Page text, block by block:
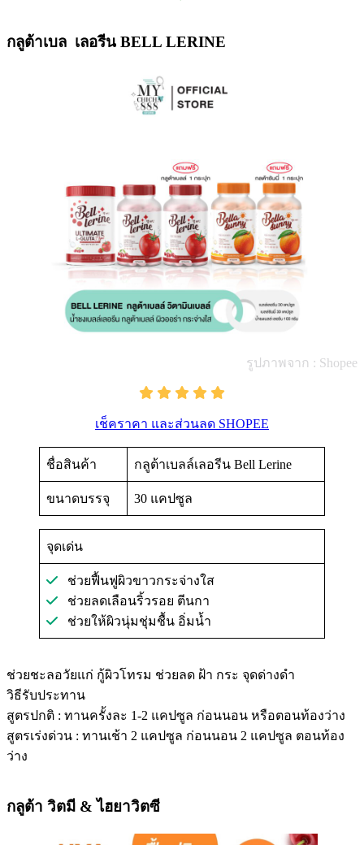
กลูต้าเบล เลอรีน BELL LERINE
รูปภาพจาก : Shopee
เช็คราคา และส่วนลด SHOPEE
ชื่อสินค้า กลูต้าเบลล์เลอรีน Bell Lerine
ขนาดบรรจุ 30 แคปซูล
จุดเด่น
ช่วยฟื้นฟูผิวขาวกระจ่างใส
ช่วยลดเลือนริ้วรอย ตีนกา
ช่วยให้ผิวนุ่มชุ่มชื้น อิ่มน้ำ
ช่วยชะลอวัยแก่ กู้ผิวโทรม ช่วยลด ฝ้า กระ จุดด่างดำ
วิธีรับประทาน
สูตรปกติ : ทานครั้งละ 1-2 แคปซูล ก่อนนอน หรือตอนท้องว่าง
สูตรเร่งด่วน : ทานเช้า 2 แคปซูล ก่อนนอน 2 แคปซูล ตอนท้อง
ว่าง
กลูต้า วิตมี & ไฮยาวิตซี